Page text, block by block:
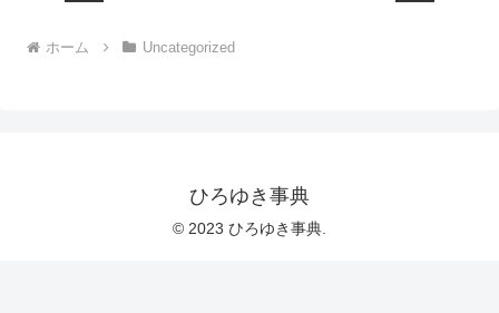
ホーム Uncategorized
ひろゆき事典
© 2023 ひろゆき事典.